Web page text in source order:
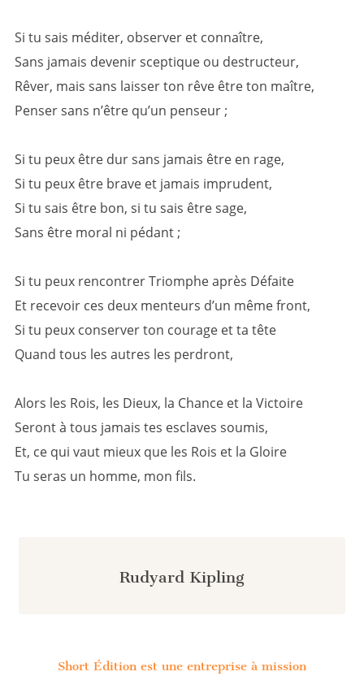
Rudyard Kipling
Si tu sais méditer, observer et connaître,
Sans jamais devenir sceptique ou destructeur,
Rêver, mais sans laisser ton rêve être ton maître,
Penser sans n’être qu’un penseur ;
Si tu peux être dur sans jamais être en rage,
Si tu peux être brave et jamais imprudent,
Si tu sais être bon, si tu sais être sage,
Sans être moral ni pédant ;
Si tu peux rencontrer Triomphe après Défaite
Et recevoir ces deux menteurs d’un même front,
Si tu peux conserver ton courage et ta tête
Quand tous les autres les perdront,
Alors les Rois, les Dieux, la Chance et la Victoire
Seront à tous jamais tes esclaves soumis,
Et, ce qui vaut mieux que les Rois et la Gloire
Tu seras un homme, mon fils.
Short Édition est une entreprise à mission